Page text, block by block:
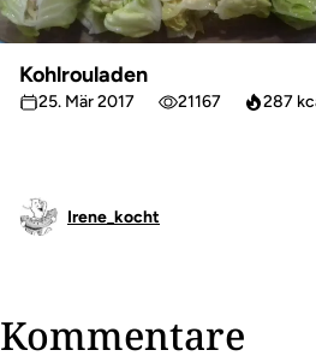
Kohlrouladen
25. Mär 2017 21167 287
Irene_kocht
Kommentare